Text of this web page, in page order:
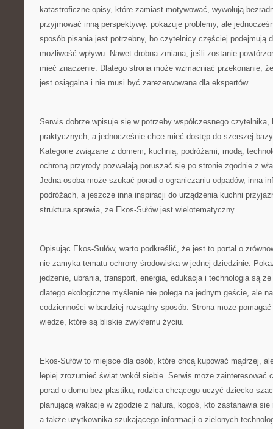
katastroficzne opisy, które zamiast motywować, wywołują
przyjmować inną perspektywę: pokazuje problemy, ale
sposób pisania jest potrzebny, bo czytelnicy częściej podejmują
możliwość wpływu. Nawet drobna zmiana, jeśli zostanie
mieć znaczenie. Dlatego strona może wzmacniać przekonanie,
jest osiągalna i nie musi być zarezerwowana dla ekspertów.
Serwis dobrze wpisuje się w potrzeby współczesnego
praktycznych, a jednocześnie chce mieć dostęp do szerszej
Kategorie związane z domem, kuchnią, podróżami, modą,
ochroną przyrody pozwalają poruszać się po stronie zgodnie z
Jedna osoba może szukać porad o ograniczaniu odpadów, inna
podróżach, a jeszcze inna inspiracji do urządzenia kuchni
struktura sprawia, że Ekos-Sułów jest wielotematyczny.
Opisując Ekos-Sułów, warto podkreślić, że jest to portal o
nie zamyka tematu ochrony środowiska w jednej dziedzinie.
jedzenie, ubrania, transport, energia, edukacja i technologia są ze
dlatego ekologiczne myślenie nie polega na jednym geście, ale
codzienności w bardziej rozsądny sposób. Strona może
wiedzę, które są bliskie zwykłemu życiu.
Ekos-Sułów to miejsce dla osób, które chcą kupować mądrzej,
lepiej zrozumieć świat wokół siebie. Serwis może zainteresować
porad o domu bez plastiku, rodzica chcącego uczyć dziecko
planującą wakacje w zgodzie z naturą, kogoś, kto zastanawia się
a także użytkownika szukającego informacji o zielonych